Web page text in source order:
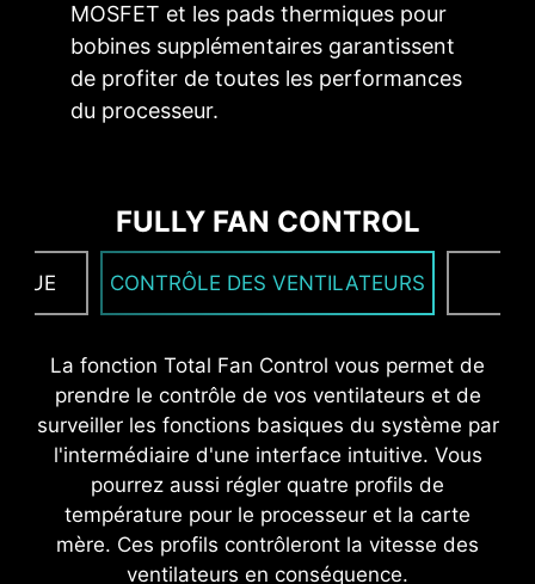
MOSFET et les pads thermiques pour
bobines supplémentaires garantissent
de profiter de toutes les performances
du processeur.
FULLY FAN CONTROL
CONTRÔLE DES VENTILATEURS
La fonction Total Fan Control vous permet de
prendre le contrôle de vos ventilateurs et de
surveiller les fonctions basiques du système par
l'intermédiaire d'une interface intuitive. Vous
pourrez aussi régler quatre profils de
température pour le processeur et la carte
mère. Ces profils contrôleront la vitesse des
ventilateurs en conséquence.
CIRCUIT IMPRIMÉ OPTIMISÉ
passante et de transferts de données plus
rapides. Cette optimisation du design assure
transmissions.
MISE À JOUR DES PILOTES
détectera et proposera la dernière de version
de pilotes et d'utilitaires disponible. Vous
pourrez alors la télécharger et l'installer en
quelques clics.En savoir plus.
* Veuillez vous assurer d'être connecté à internet ou
le programme ne se lancera pas automatiquement.
PANNEAU E/S EN ACIER
INOXYDABLE ET
ANTICORROSION
matériau spongieux. Il est également protégé
contre l'électricité statique et les ondes
électromagnétiques émises par le système et
ainsi beaucoup plus résistant que les panneaux